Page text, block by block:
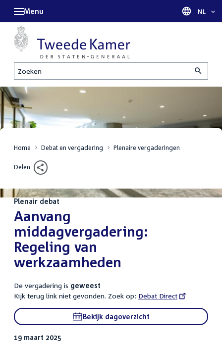
Zoeken
Menu Taal
NL
Home Debat en vergadering Plenaire vergaderingen
Delen
Plenair debat
Aanvang
middagvergadering:
Regeling van
werkzaamheden
De vergadering is geweest
Kijk terug link niet gevonden. Zoek op: External
link:
Debat Direct
Bekijk dagoverzicht
19 maart 2025